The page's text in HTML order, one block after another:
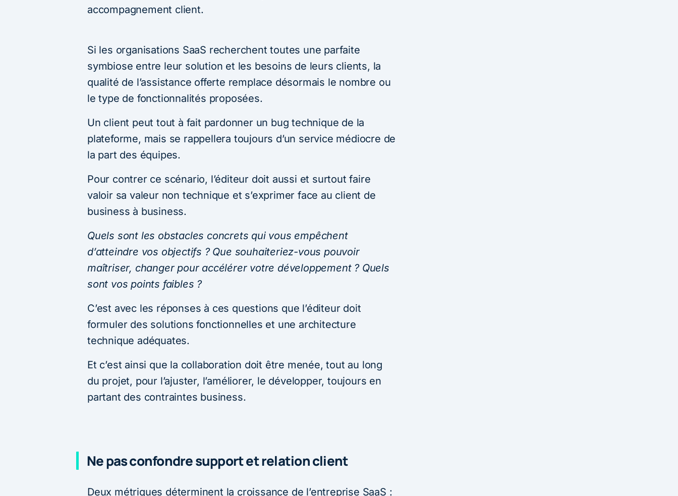
accompagnement client.
Si les organisations SaaS recherchent toutes une parfaite
symbiose entre leur solution et les besoins de leurs clients, la
qualité de l’assistance offerte remplace désormais le nombre ou
le type de fonctionnalités proposées.
Un client peut tout à fait pardonner un bug technique de la
plateforme, mais se rappellera toujours d’un service médiocre de
la part des équipes.
Pour contrer ce scénario, l’éditeur doit aussi et surtout faire
valoir sa valeur non technique et s’exprimer face au client de
business à business.
Quels sont les obstacles concrets qui vous empêchent
d’atteindre vos objectifs ? Que souhaiteriez-vous pouvoir
maîtriser, changer pour accélérer votre développement ? Quels
sont vos points faibles ?
C’est avec les réponses à ces questions que l’éditeur doit
formuler des solutions fonctionnelles et une architecture
technique adéquates.
Et c’est ainsi que la collaboration doit être menée, tout au long
du projet, pour l’ajuster, l’améliorer, le développer, toujours en
partant des contraintes business.
Ne pas confondre support et relation client
Deux métriques déterminent la croissance de l’entreprise SaaS :